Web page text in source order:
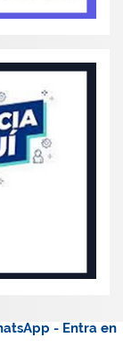
- Entra en